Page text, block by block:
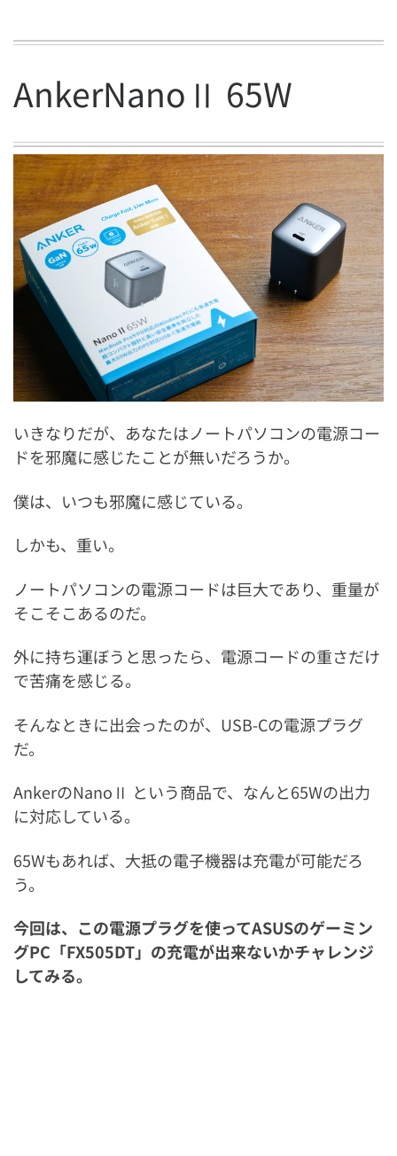
AnkerNanoⅡ 65W
いきなりだが、あなたはノートパソコンの電源コー
ドを邪魔に感じたことが無いだろうか。
僕は、いつも邪魔に感じている。
しかも、重い。
ノートパソコンの電源コードは巨大であり、重量が
そこそこあるのだ。
外に持ち運ぼうと思ったら、電源コードの重さだけ
で苦痛を感じる。
そんなときに出会ったのが、USB-Cの電源プラグ
だ。
AnkerのNanoⅡ という商品で、なんと65Wの出力
に対応している。
65Wもあれば、大抵の電子機器は充電が可能だろ
う。
今回は、この電源プラグを使ってASUSのゲーミン
グPC「FX505DT」の充電が出来ないかチャレンジ
してみる。